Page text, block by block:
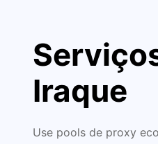
Iraque
Use pools de proxy